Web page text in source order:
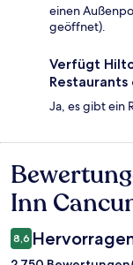
einen
geöffnet).
Verfügt
Ja, es gibt ein
Inn
8,6